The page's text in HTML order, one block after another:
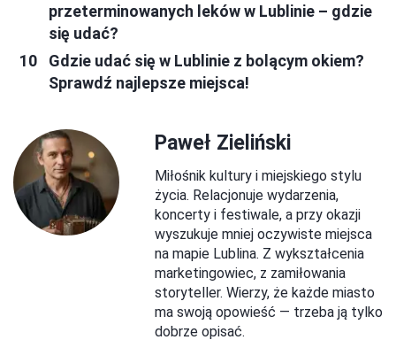
przeterminowanych leków w Lublinie – gdzie
się udać?
Gdzie udać się w Lublinie z bolącym okiem?
Sprawdź najlepsze miejsca!
Paweł Zieliński
Miłośnik kultury i miejskiego stylu
życia. Relacjonuje wydarzenia,
koncerty i festiwale, a przy okazji
wyszukuje mniej oczywiste miejsca
na mapie Lublina. Z wykształcenia
marketingowiec, z zamiłowania
storyteller. Wierzy, że każde miasto
ma swoją opowieść — trzeba ją tylko
dobrze opisać.